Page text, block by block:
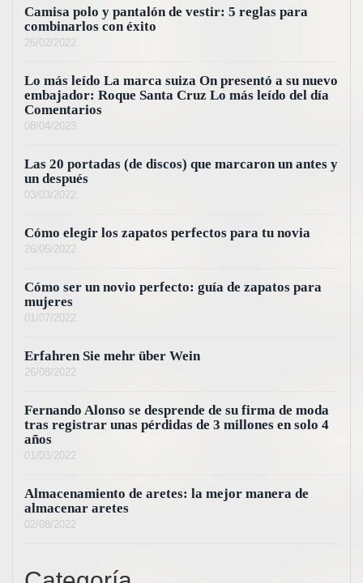
Camisa polo y pantalón de vestir: 5 reglas para
combinarlos con éxito
26/02/2022
Lo más leído La marca suiza On presentó a su nuevo
embajador: Roque Santa Cruz Lo más leído del día
Comentarios
08/04/2023
Las 20 portadas (de discos) que marcaron un antes y
un después
03/03/2022
Cómo elegir los zapatos perfectos para tu novia
26/05/2022
Cómo ser un novio perfecto: guía de zapatos para
mujeres
01/07/2022
Erfahren Sie mehr über Wein
26/08/2022
Fernando Alonso se desprende de su firma de moda
tras registrar unas pérdidas de 3 millones en solo 4
años
01/03/2022
Almacenamiento de aretes: la mejor manera de
almacenar aretes
02/08/2022